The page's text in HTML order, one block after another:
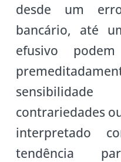
desde um
bancário, até
efusivo
contrariedades
interpretado
tendência